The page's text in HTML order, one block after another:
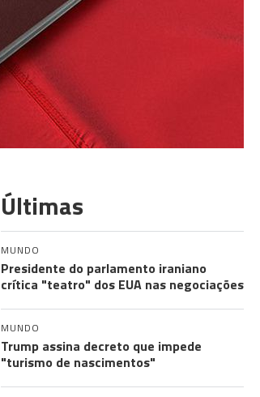
Últimas
MUNDO
Presidente do parlamento iraniano
crítica "teatro" dos EUA nas negociações
MUNDO
Trump assina decreto que impede
"turismo de nascimentos"